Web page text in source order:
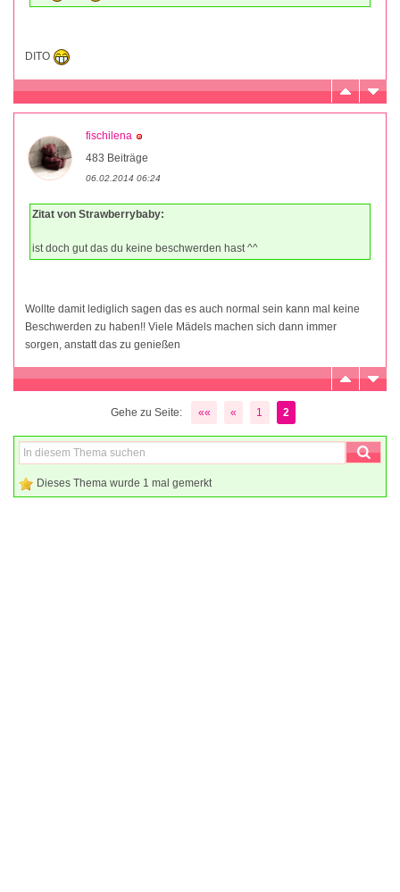
DITO
fischilena
483 Beiträge
06.02.2014 06:24
Zitat von Strawberrybaby:
ist doch gut das du keine beschwerden hast ^^
Wollte damit lediglich sagen das es auch normal sein kann mal keine
Beschwerden zu haben!! Viele Mädels machen sich dann immer
sorgen, anstatt das zu genießen
Gehe zu Seite: «« « 1 2
Dieses Thema wurde 1 mal gemerkt